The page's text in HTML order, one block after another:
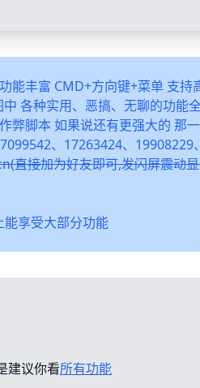
能丰富 CMD+方向键+菜单 支持
各种实用、恶搞、无聊的功能
弊脚本 如果说还有更强大的 那
、17263424、19908229
直接加为好友即可,发闪屏震动
能享受大部分功能
建议你看所有功能